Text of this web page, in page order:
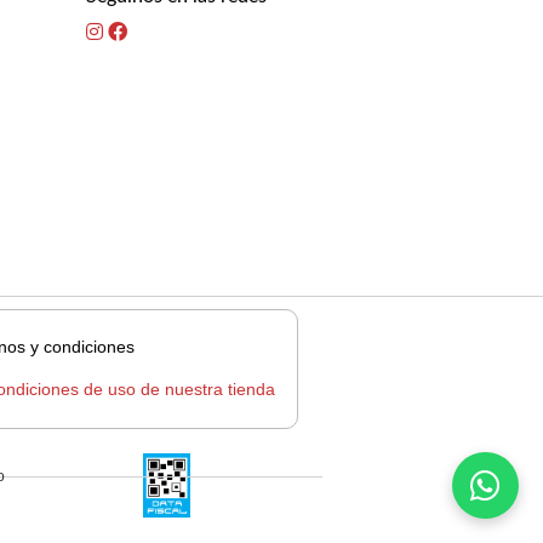
y condiciones
de uso de nuestra tienda